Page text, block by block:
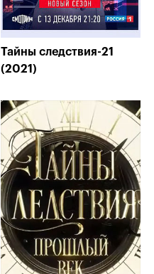
Тайны следствия-21
(2021)